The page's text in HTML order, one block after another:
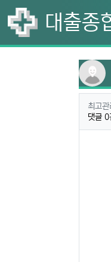
대출종
작
최고
댓글 0